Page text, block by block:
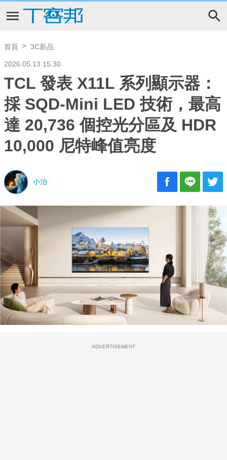
首頁 3C新品
2026.05.13 15:30
TCL 發表 X11L 系列顯示器：
採 SQD-Mini LED 技術，最高
達 20,736 個控光分區及 HDR
10,000 尼特峰值亮度
小治
ADVERTISEMENT